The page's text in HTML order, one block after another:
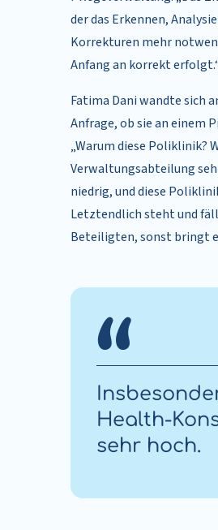
der das Erkennen,
Korrekturen mehr
Anfang an korrekt
Fatima Dani wandte sich
Anfrage, ob sie an
„Warum diese Poliklinik?
Verwaltungsabteilung
niedrig, und diese
Letztendlich steht und
Beteiligten, sonst bringt
Health-
sehr hoch.